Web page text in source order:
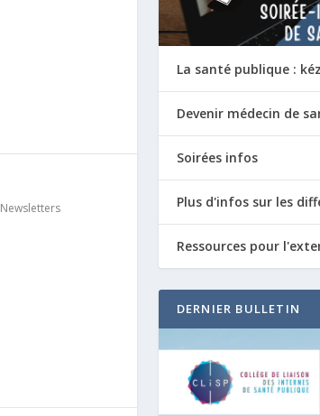
Newsletters
La santé publique :
Devenir médecin de
Soirées infos
Plus d'infos sur les
Ressources pour
DERNIER BULLETIN